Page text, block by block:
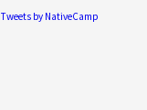
Tweets by NativeCamp